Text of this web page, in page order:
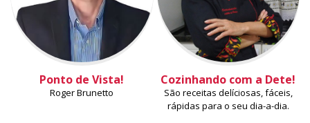
Ponto de Vista!
Roger Brunetto
Cozinhando com a Dete!
São receitas delíciosas, fáceis,
rápidas para o seu dia-a-dia.